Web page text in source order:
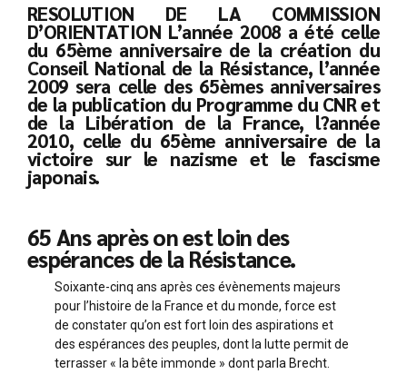
RESOLUTION DE LA COMMISSION
D’ORIENTATION L’année 2008 a été celle
du 65ème anniversaire de la création du
Conseil National de la Résistance, l’année
2009 sera celle des 65èmes anniversaires
de la publication du Programme du CNR et
de la Libération de la France, l?année
2010, celle du 65ème anniversaire de la
victoire sur le nazisme et le fascisme
japonais.
65 Ans après on est loin des
espérances de la Résistance.
Soixante-cinq ans après ces évènements majeurs
pour l’histoire de la France et du monde, force est
de constater qu’on est fort loin des aspirations et
des espérances des peuples, dont la lutte permit de
terrasser « la bête immonde » dont parla Brecht.